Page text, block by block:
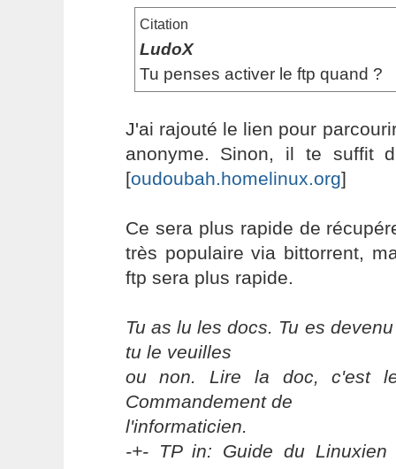
Citation
LudoX
Tu penses activer le ftp quand ?
J'ai rajouté le lien pour
anonyme. Sinon, il te suffit
[oudoubah.homelinux.org]
Ce sera plus rapide de
très populaire via bittorrent,
ftp sera plus rapide.
Tu as lu les docs. Tu es
tu le veuilles
ou non. Lire la doc, c'est
Commandement de
l'informaticien.
-+- TP in: Guide du Linuxien